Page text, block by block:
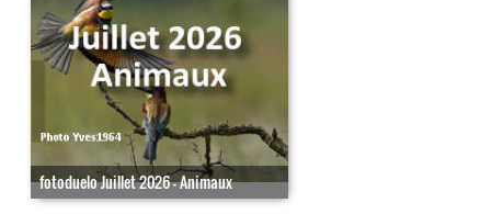
fotoduelo Juillet 2026 - Animaux